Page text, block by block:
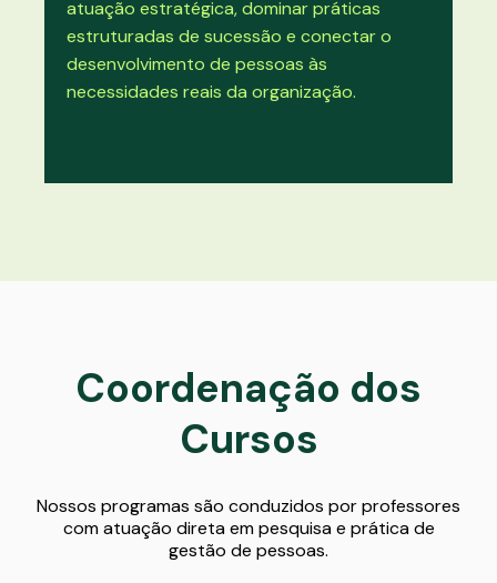
atuação estratégica, dominar práticas
estruturadas de sucessão e conectar o
desenvolvimento de pessoas às
necessidades reais da organização.
Coordenação dos
Cursos
Nossos programas são conduzidos por professores
com atuação direta em pesquisa e prática de
gestão de pessoas.